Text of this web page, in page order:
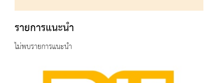
รายการแนะนำ
ไม่พบรายการแนะนำ